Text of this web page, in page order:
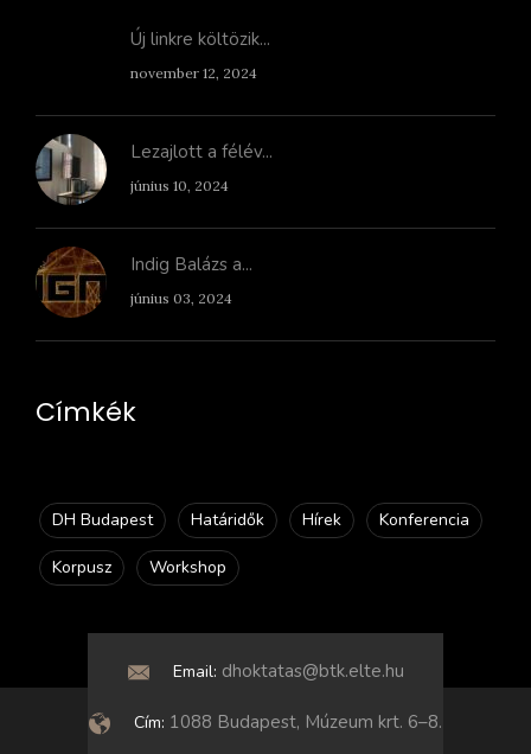
Új linkre költözik...
november 12, 2024
Lezajlott a félév...
június 10, 2024
Indig Balázs a...
június 03, 2024
Címkék
DH Budapest Határidők Hírek Konferencia
Korpusz Workshop
Email: dhoktatas@btk.elte.hu
Cím: 1088 Budapest, Múzeum krt. 6–8.